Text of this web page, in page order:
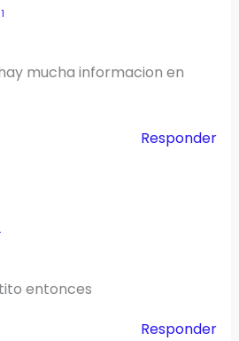
mucha informacion en
Responder
entonces
Responder